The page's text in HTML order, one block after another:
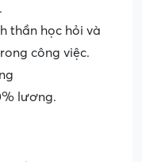
thần học hỏi và
công việc.
lương.